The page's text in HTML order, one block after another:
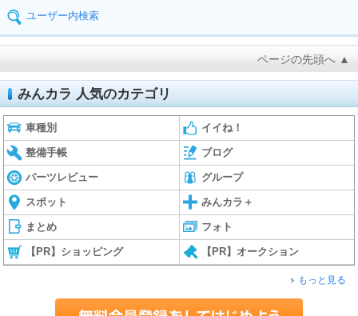
ユーザー内検索
ページの先頭へ ▲
みんカラ 人気のカテゴリ
車種別 イイね！
整備手帳 ブログ
パーツレビュー グループ
スポット みんカラ＋
まとめ フォト
【PR】ショッピング 【PR】オークション
もっと見る